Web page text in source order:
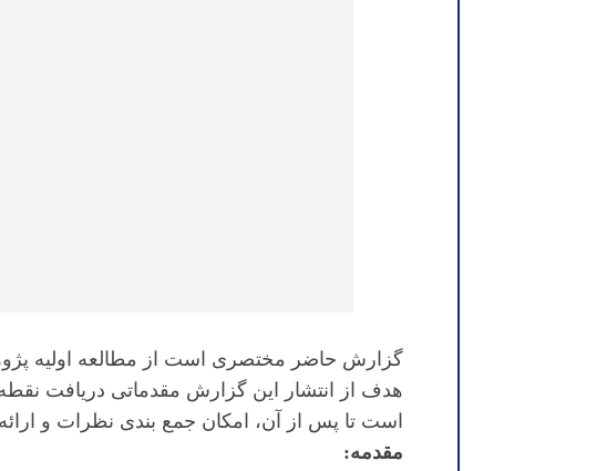
گزارش حاضر مختصری است از مطالعه اولیه
هدف از انتشار این گزارش مقدماتی دریافت
است تا پس از آن، امکان جمع بندی نظرات و
مقدمه: